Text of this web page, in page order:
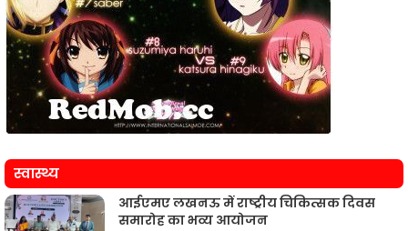
स्वास्थ्य
आईएमए लखनऊ में राष्ट्रीय चिकित्सक दिवस
समारोह का भव्य आयोजन